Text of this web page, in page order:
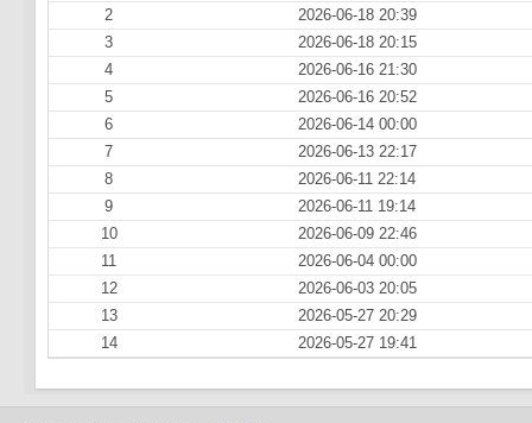
2
2026-06-18 20:39
3
2026-06-18 20:15
4
2026-06-16 21:30
5
2026-06-16 20:52
6
2026-06-14 00:00
7
2026-06-13 22:17
8
2026-06-11 22:14
9
2026-06-11 19:14
10
2026-06-09 22:46
11
2026-06-04 00:00
12
2026-06-03 20:05
13
2026-05-27 20:29
14
2026-05-27 19:41